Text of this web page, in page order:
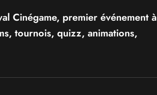
Cinégame, premier événement à
tournois, quizz, animations,